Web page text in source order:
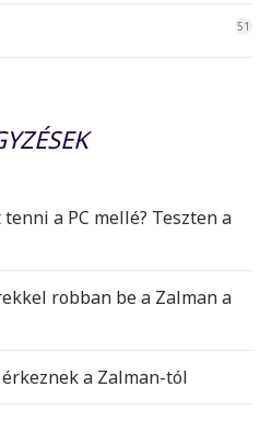
51
a PC mellé? Teszten a
robban be a Zalman a
a Zalman-tól